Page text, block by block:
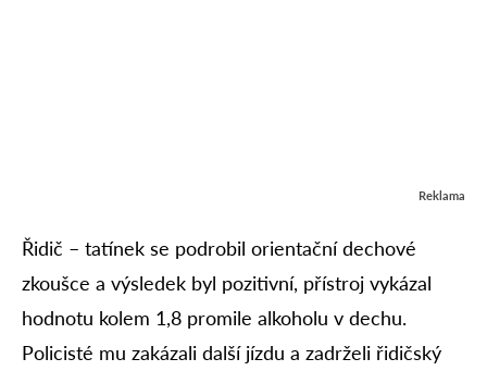
Reklama
Řidič – tatínek se podrobil orientační dechové
zkoušce a výsledek byl pozitivní, přístroj vykázal
hodnotu kolem 1,8 promile alkoholu v dechu.
Policisté mu zakázali další jízdu a zadrželi řidičský